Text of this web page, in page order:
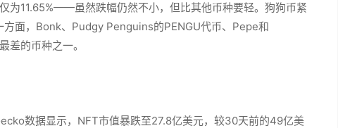
为11.65%——虽然跌幅仍然不小，但比其他币种要轻。狗狗币紧
面，Bonk、Pudgy Penguins的PENGU代币、Pepe和
差的币种之一。
数据显示，NFT市值暴跌至27.8亿美元，较30天前的49亿美